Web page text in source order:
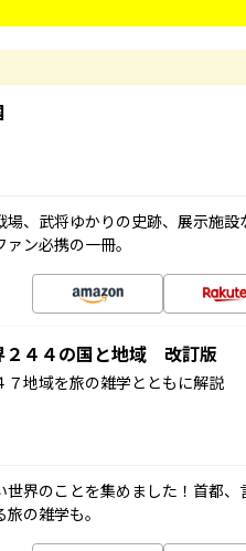
場、武将ゆかりの史跡、展示施
ン必携の一冊。
４４の国と地域 改訂版
７地域を旅の雑学とともに解説
世界のことを集めました！首都
の雑学も。